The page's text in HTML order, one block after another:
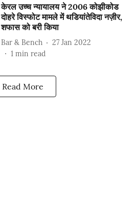
केरल उच्च न्यायालय ने 2006 कोझीकोड
दोहरे विस्फोट मामले में थडियांतेविदा नज़ीर,
शफास को बरी किया
Bar & Bench
27 Jan 2022
1 min read
Read More